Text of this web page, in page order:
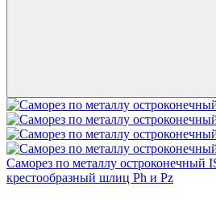
Cаморез по металлу остроконечный
крестообразный шлиц Ph и Pz